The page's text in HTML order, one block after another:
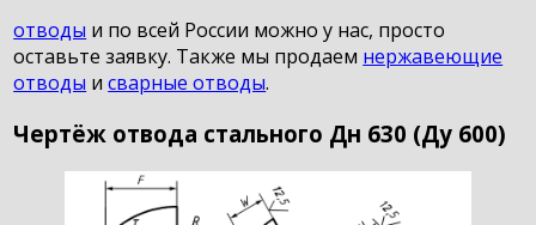
отводы и по всей России можно у нас, просто
оставьте заявку. Также мы продаем нержавеющие
отводы исварные отводы.
Чертёж отвода стального Дн 630 (Ду 600)